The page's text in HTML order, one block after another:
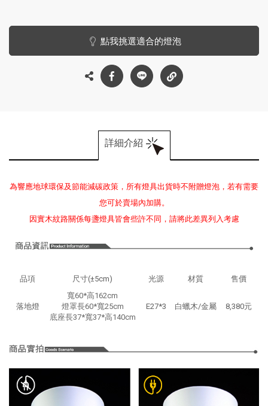
點我挑選適合的燈泡
詳細介紹
為響應地球環保及節能減碳政策，所有燈具出貨時不附贈燈泡，若有需要
您可於賣場內加購。
因實木紋路關係每盞燈具皆會些許不同，請將此差異列入考慮
品項 尺寸(±5cm) 光源 材質 售價
落地燈
寬60*高162cm
燈罩長60*寬25cm
底座長37*寬37*高140cm
E27*3 白蠟木/金屬 8,380元